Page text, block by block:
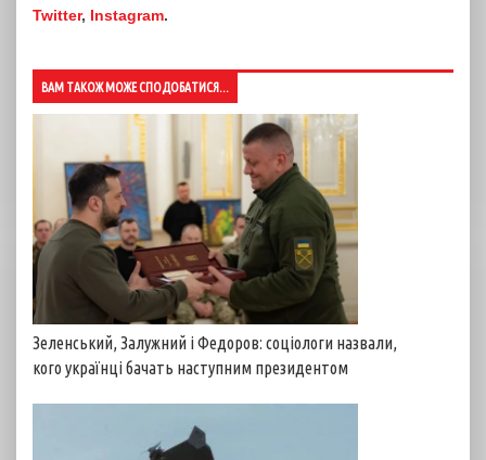
Twitter, Instagram.
ВАМ ТАКОЖ МОЖЕ СПОДОБАТИСЯ...
Зеленський, Залужний і Федоров: соціологи назвали,
кого українці бачать наступним президентом